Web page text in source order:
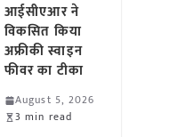
आईसीएआर ने
विकसित किया
अफ्रीकी स्वाइन
फीवर का टीका
August 5, 2026
3 min read